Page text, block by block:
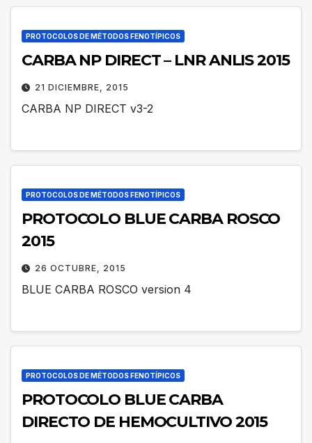
PROTOCOLOS DE MÉTODOS FENOTÍPICOS
CARBA NP DIRECT – LNR ANLIS 2015
21 DICIEMBRE, 2015
CARBA NP DIRECT v3-2
PROTOCOLOS DE MÉTODOS FENOTÍPICOS
PROTOCOLO BLUE CARBA ROSCO
2015
26 OCTUBRE, 2015
BLUE CARBA ROSCO version 4
PROTOCOLOS DE MÉTODOS FENOTÍPICOS
PROTOCOLO BLUE CARBA
DIRECTO DE HEMOCULTIVO 2015